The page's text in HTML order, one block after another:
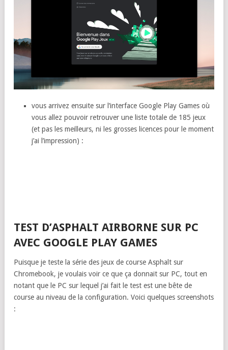
vous arrivez ensuite sur l’interface Google Play Games où
vous allez pouvoir retrouver une liste totale de 185 jeux
(et pas les meilleurs, ni les grosses licences pour le moment
j’ai l’impression) :
TEST D’ASPHALT AIRBORNE SUR PC
AVEC GOOGLE PLAY GAMES
Puisque je teste la série des jeux de course Asphalt sur
Chromebook, je voulais voir ce que ça donnait sur PC, tout en
notant que le PC sur lequel j’ai fait le test est une bête de
course au niveau de la configuration. Voici quelques screenshots
: